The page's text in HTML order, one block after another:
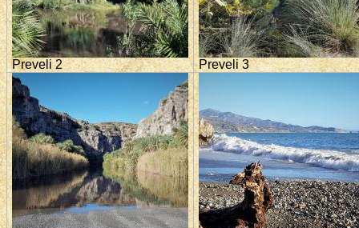
Preveli 2 Preveli 3